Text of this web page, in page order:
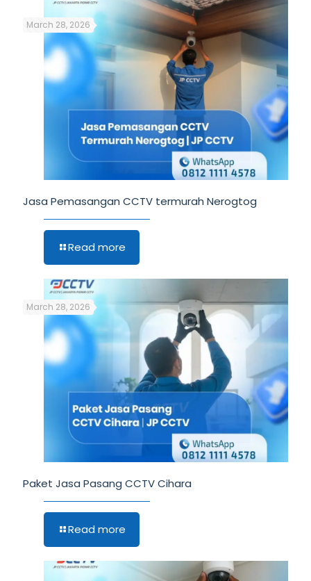
March 28, 2026
Jasa Pemasangan CCTV termurah Nerogtog
Read more
March 28, 2026
Paket Jasa Pasang CCTV Cihara
Read more